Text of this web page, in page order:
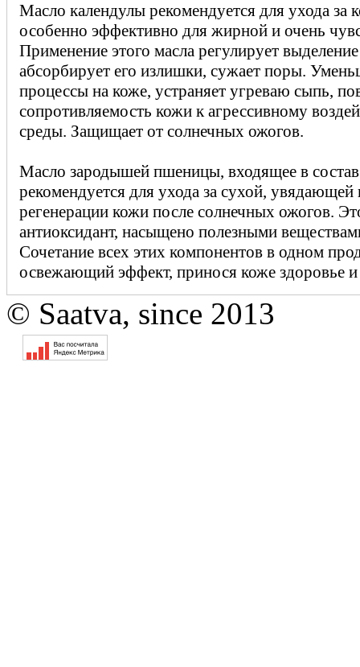
Масло календулы рекомендуется для ухода за
особенно эффективно для жирной и очень
Применение этого масла регулирует
абсорбирует его излишки, сужает поры.
процессы на коже, устраняет угреваю сыпь,
сопротивляемость кожи к агрессивному
среды. Защищает от солнечных ожогов.
Масло зародышей пшеницы, входящее в состав
рекомендуется для ухода за сухой,
регенерации кожи после солнечных ожогов.
антиоксидант, насыщено полезными
Сочетание всех этих компонентов в одном
освежающий эффект, принося коже здоровье и
© Saatva, since 2013